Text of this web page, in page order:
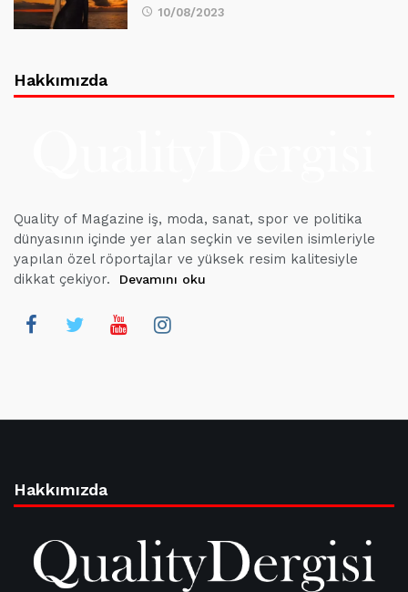
10/08/2023
Hakkımızda
Quality of Magazine iş, moda, sanat, spor ve politika
dünyasının içinde yer alan seçkin ve sevilen isimleriyle
yapılan özel röportajlar ve yüksek resim kalitesiyle
dikkat çekiyor.
Devamını oku
Hakkımızda